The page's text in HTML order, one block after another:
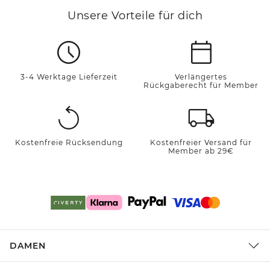
Unsere Vorteile für dich
3-4 Werktage Lieferzeit
Verlängertes
Rückgaberecht für Member
Kostenfreie Rücksendung
Kostenfreier Versand für
Member ab 29€
DAMEN